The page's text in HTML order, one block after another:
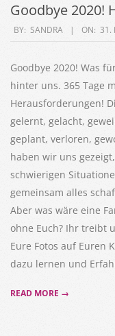
Goodbye 2020!
2020-
31
BY: SANDRA ON: 31.
Goodbye 2020! Was
hinter uns. 365 Tage
Herausforderungen!
gelernt, gelacht,
geplant, verloren,
haben wir uns
schwierigen
gemeinsam alles
Aber was wäre eine
ohne Euch? Ihr treibt
Eure Fotos auf Euren
dazu lernen und
READ MORE →